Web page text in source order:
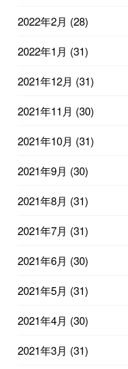
2022年2月 (28)
2022年1月 (31)
2021年12月 (31)
2021年11月 (30)
2021年10月 (31)
2021年9月 (30)
2021年8月 (31)
2021年7月 (31)
2021年6月 (30)
2021年5月 (31)
2021年4月 (30)
2021年3月 (31)